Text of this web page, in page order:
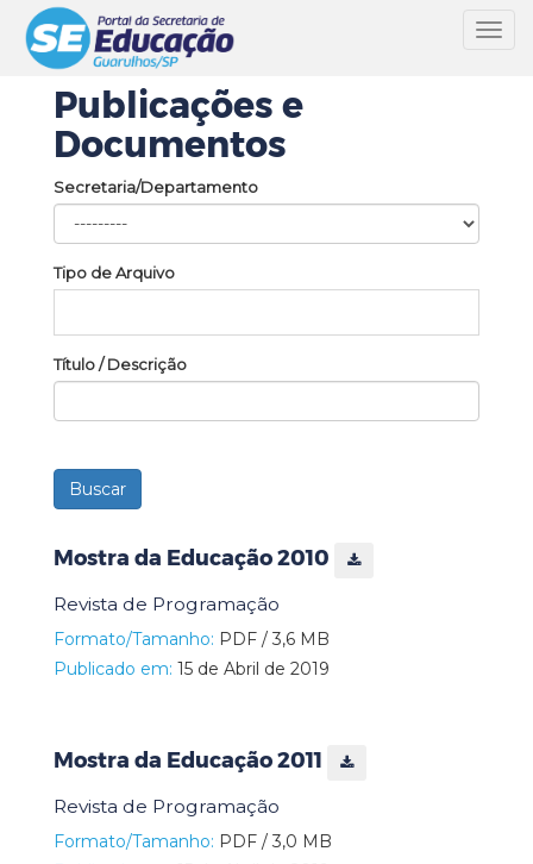
Publicações e
Documentos
Secretaria/Departamento
Tipo de Arquivo
Título / Descrição
Mostra da Educação 2010
Revista de Programação
Formato/Tamanho: PDF / 3,6 MB
Publicado em: 15 de Abril de 2019
Mostra da Educação 2011
Revista de Programação
Formato/Tamanho: PDF / 3,0 MB